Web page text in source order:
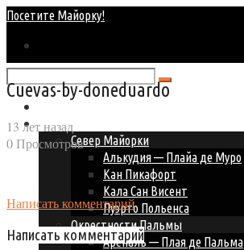
Посетите Майорку!
Курорты Майорки
Север Майорки
Алькудия — Плайа де Муро
Кан Пикафорт
Кала Сан Висент
Пуэрто Польенса
Окрестности Пальмы
Ареналь — Плая де Пальма
Cuevas-by-doneduardo
13 лет назад
0 Просмотров
Написать комментарий
Написать комментарий